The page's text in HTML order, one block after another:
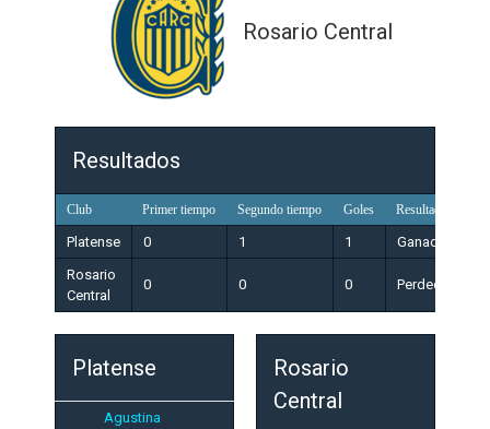
Rosario Central
Resultados
Club Primer tiempo Segundo tiempo Goles Resultado
Platense 0 1 1
Ganador
Rosario
Central
0 0 0 Perdedor
Platense
Agustina
Rosario
Central